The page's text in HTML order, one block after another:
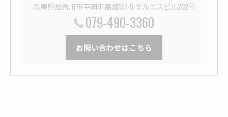
兵庫県加古川市平岡町高畑151-5 エルエスビル202号
079-490-3360
お問い合わせはこちら